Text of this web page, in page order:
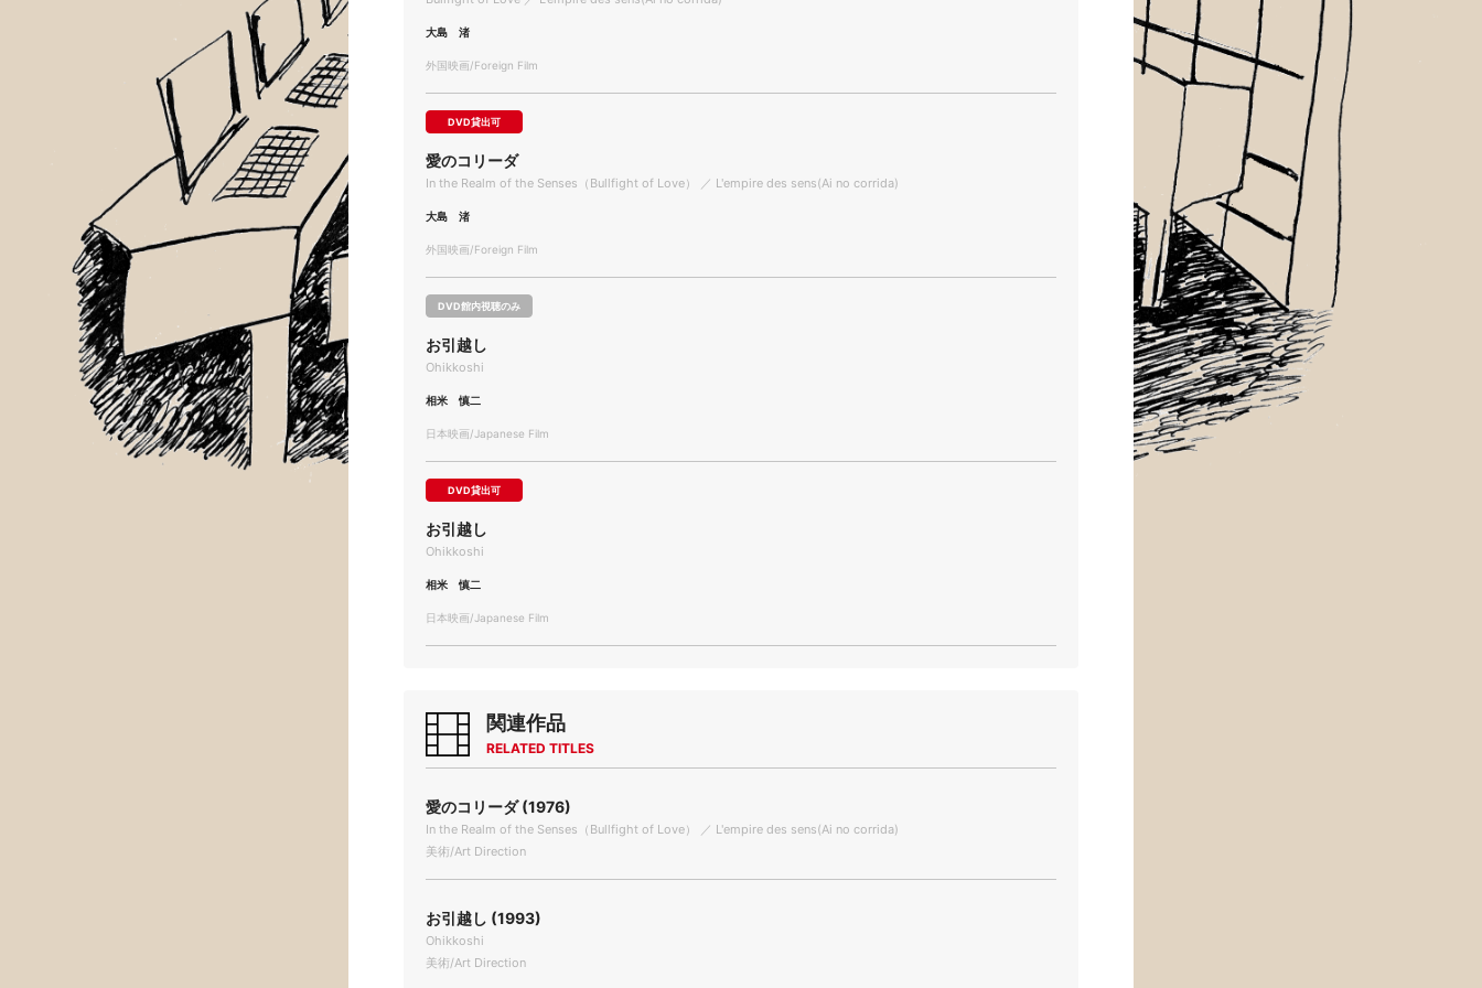
大島 渚
外国映画/Foreign Film
DVD貸出可
愛のコリーダ
In the Realm of the Senses（Bullfight of Love） ／ L'empire des sens(Ai no corrida)
大島 渚
外国映画/Foreign Film
DVD館内視聴のみ
お引越し
Ohikkoshi
相米 慎二
日本映画/Japanese Film
DVD貸出可
お引越し
Ohikkoshi
相米 慎二
日本映画/Japanese Film
関連作品
RELATED TITLES
愛のコリーダ (1976)
In the Realm of the Senses（Bullfight of Love） ／ L'empire des sens(Ai no corrida)
美術/Art Direction
お引越し (1993)
Ohikkoshi
美術/Art Direction